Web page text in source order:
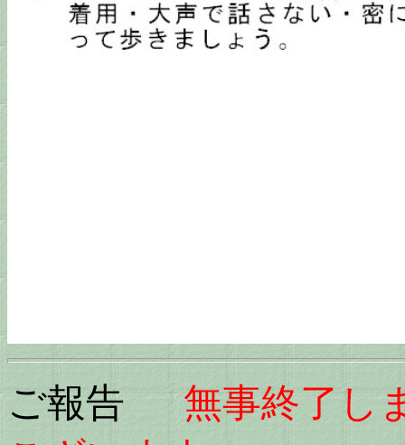
ご報告無事終了し